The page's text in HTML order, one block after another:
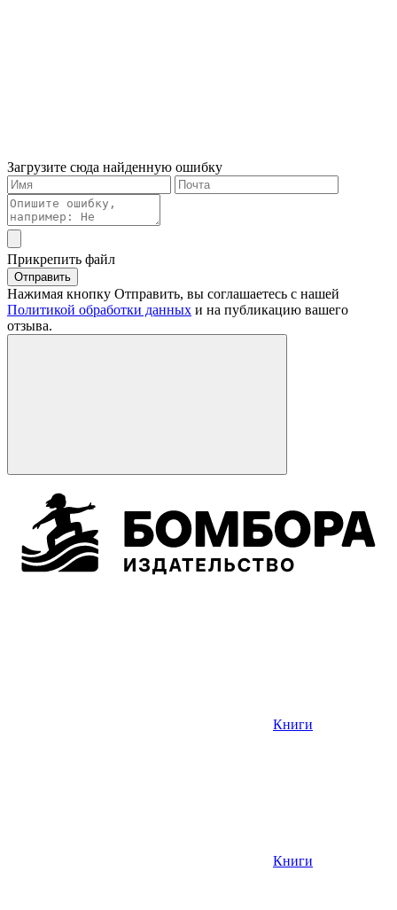
Загрузите сюда найденную ошибку
Прикрепить файл
Отправить
Нажимая кнопку Отправить, вы соглашаетесь с нашей
Политикой обработки данных и на публикацию вашего
отзыва.
Книги
Книги